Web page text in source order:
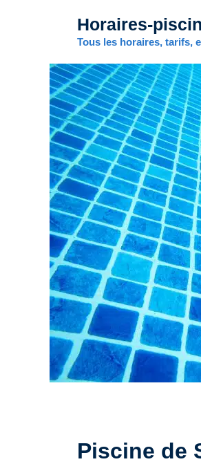
Horaires-
Tous les horaires, tarifs,
Piscine de